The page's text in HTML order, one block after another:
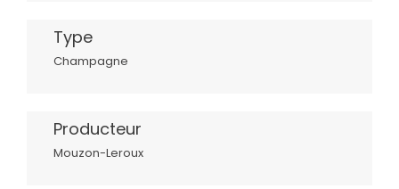
Type
Champagne
Producteur
Mouzon-Leroux